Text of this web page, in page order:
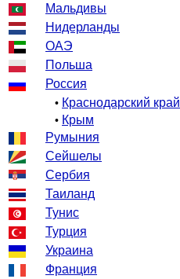
Мальдивы
Нидерланды
ОАЭ
Польша
Россия
• Краснодарский край
• Крым
Румыния
Сейшелы
Сербия
Таиланд
Тунис
Турция
Украина
Франция